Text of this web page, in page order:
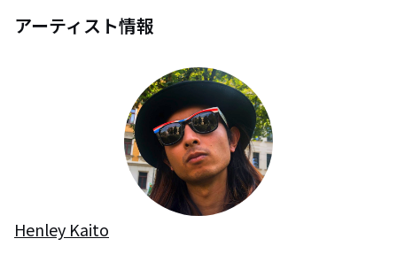
アーティスト情報
Henley Kaito